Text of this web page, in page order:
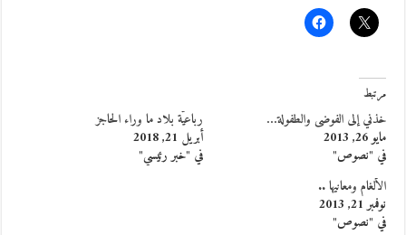
مرتبط
خذني إلى الفوضى والطفولة…
مايو 26, 2013
في "نصوص"
رباعيّة بلاد ما وراء الحاجز
أبريل 21, 2018
في "خبر رئيسي"
الألغام ومعانيها ..
نوفمبر 21, 2013
في "نصوص"